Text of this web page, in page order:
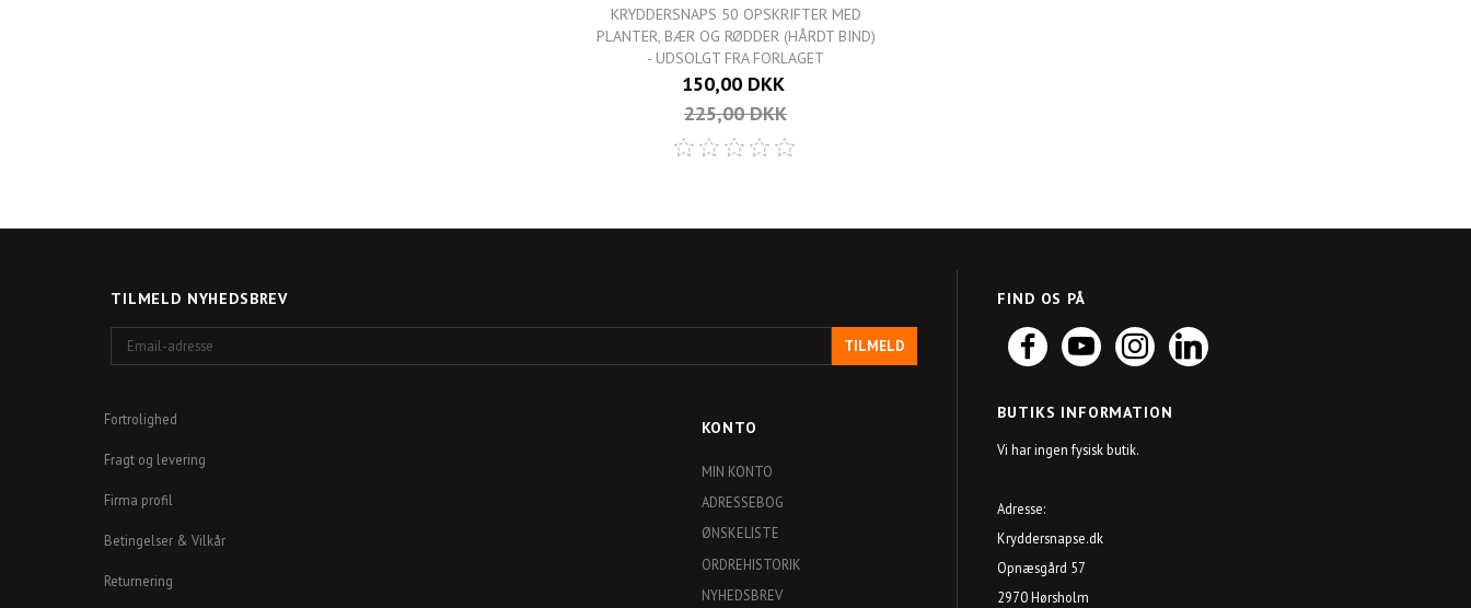
KRYDDERSNAPS 50 OPSKRIFTER MED
PLANTER, BÆR OG RØDDER (HÅRDT BIND)
- UDSOLGT FRA FORLAGET
150,00 DKK
225,00 DKK
TILMELD NYHEDSBREV
adresse
TILMELD
Fortrolighed
Fragt og levering
Firma profil
Betingelser & Vilkår
Returnering
KONTO
MIN KONTO
ADRESSEBOG
ØNSKELISTE
ORDREHISTORIK
NYHEDSBREV
FIND OS PÅ
BUTIKS INFORMATION
Vi har ingen fysisk butik.
Adresse:
Kryddersnapse.dk
Opnæsgård 57
2970 Hørsholm